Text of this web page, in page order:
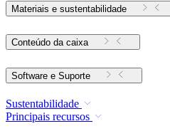
Materiais e sustentabilidade
Conteúdo da caixa
Software e Suporte
Sustentabilidade
Principais recursos